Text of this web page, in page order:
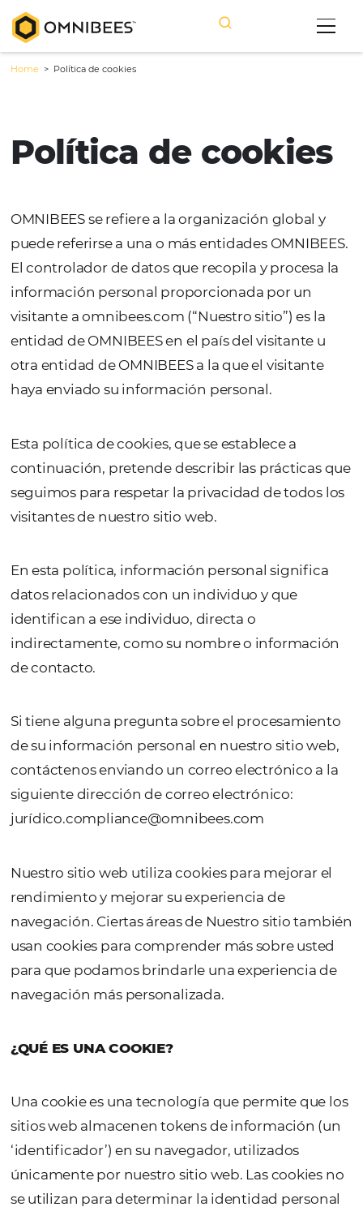
Política de
OMNIBEES se refiere a la organización
puede referirse a una o más entidades
El controlador de datos que recopila y
información personal proporcionada por
visitante a omnibees.com (“Nuestro sitio”)
entidad de OMNIBEES en el país del
haya enviado su información personal.
Esta política de cookies, que se establece a
seguimos para respetar la privacidad de
En esta política, información personal
identifican a ese individuo, directa o
indirectamente, como su nombre o
de contacto.
de su información personal en nuestro sitio
contáctenos enviando un correo
siguiente dirección de correo electrónico:
jurídico.compliance@omnibees.com
rendimiento y mejorar su experiencia de
usan cookies para comprender más sobre
para que podamos brindarle una
navegación más personalizada.